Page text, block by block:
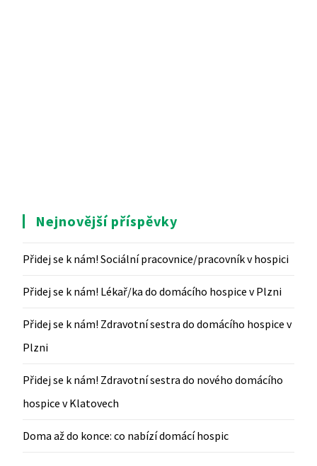
Nejnovější příspěvky
Přidej se k nám! Sociální pracovnice/pracovník v hospici
Přidej se k nám! Lékař/ka do domácího hospice v Plzni
Přidej se k nám! Zdravotní sestra do domácího hospice v
Plzni
Přidej se k nám! Zdravotní sestra do nového domácího
hospice v Klatovech
Doma až do konce: co nabízí domácí hospic